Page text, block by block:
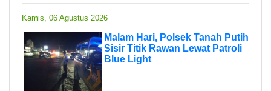
Kamis, 06 Agustus 2026
Malam Hari, Polsek Tanah Putih
Sisir Titik Rawan Lewat Patroli
Blue Light